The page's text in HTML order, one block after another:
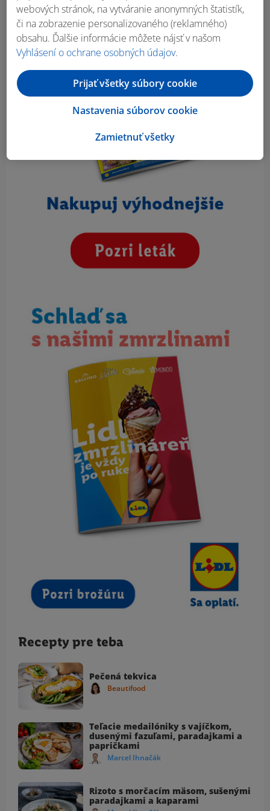
Recepty pre teba
Pečená tekvica
Beautifood
Teľacie medailóniky s vajíčkom,
dusenými fazuľami, paradajkami a
papričkami
Marcel Ihnačák
Rizoto s morčacím mäsom, sušenými
paradajkami a kaparami
webových stránok, na vytváranie anonymných štatistík,
či na zobrazenie personalizovaného (reklamného)
obsahu. Ďalšie informácie môžete nájsť v našom
Vyhlásení o ochrane osobných údajov.
Zamietnuť všetky
Nastavenia súborov cookie
Prijať všetky súbory cookie